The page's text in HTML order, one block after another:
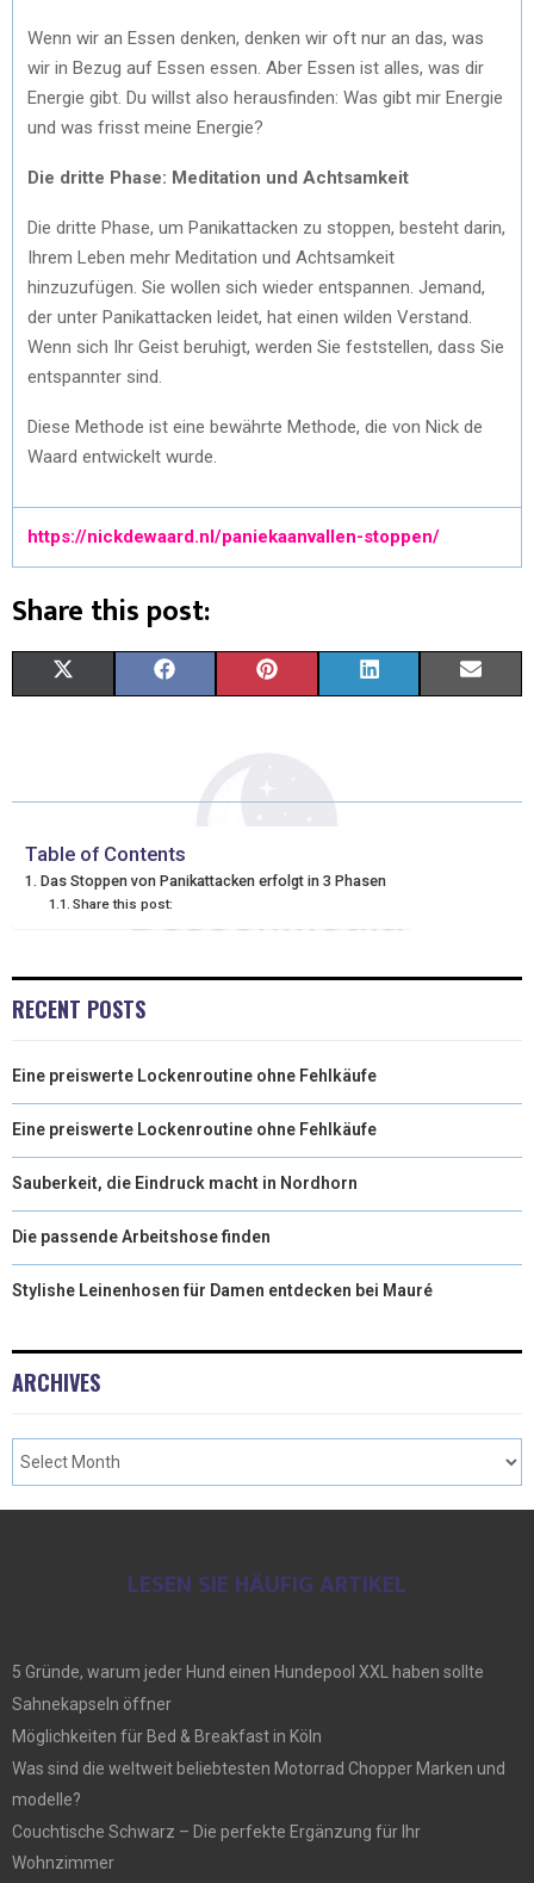
Wenn wir an Essen denken, denken wir oft nur an das, was
wir in Bezug auf Essen essen. Aber Essen ist alles, was dir
Energie gibt. Du willst also herausfinden: Was gibt mir Energie
und was frisst meine Energie?
Die dritte Phase: Meditation und Achtsamkeit
Die dritte Phase, um Panikattacken zu stoppen, besteht darin,
Ihrem Leben mehr Meditation und Achtsamkeit
hinzuzufügen. Sie wollen sich wieder entspannen. Jemand,
der unter Panikattacken leidet, hat einen wilden Verstand.
Wenn sich Ihr Geist beruhigt, werden Sie feststellen, dass Sie
entspannter sind.
Diese Methode ist eine bewährte Methode, die von Nick de
Waard entwickelt wurde.
https://nickdewaard.nl/paniekaanvallen-stoppen/
Share this post:
W
T
E
R
E
O
O
K
T
R
E
S
K
I
N
I
Table of Contents
Das Stoppen von Panikattacken erfolgt in 3 Phasen
Share this post:
RECENT POSTS
Eine preiswerte Lockenroutine ohne Fehlkäufe
Eine preiswerte Lockenroutine ohne Fehlkäufe
Sauberkeit, die Eindruck macht in Nordhorn
Die passende Arbeitshose finden
Stylishe Leinenhosen für Damen entdecken bei Mauré
ARCHIVES
LESEN SIE HÄUFIG ARTIKEL
5 Gründe, warum jeder Hund einen Hundepool XXL haben sollte
Sahnekapseln öffner
Möglichkeiten für Bed & Breakfast in Köln
Was sind die weltweit beliebtesten Motorrad Chopper Marken und
modelle?
Couchtische Schwarz – Die perfekte Ergänzung für Ihr
Wohnzimmer